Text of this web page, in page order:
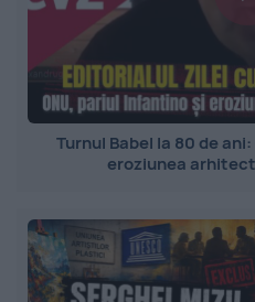
Turnul Babel la 80 de
eroziunea